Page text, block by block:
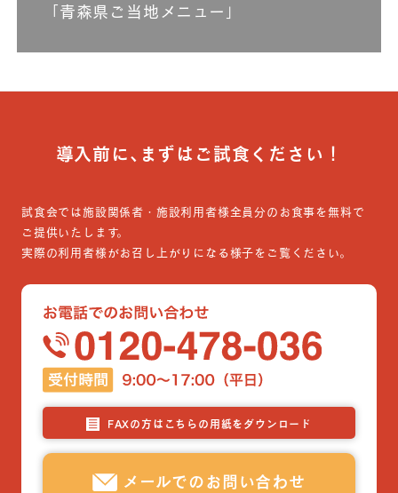
「青森県ご当地メニュー」
導入前に､まずはご試食ください！
試食会では施設関係者・施設利用者様全員分のお食事を無料で
ご提供いたします。
実際の利用者様がお召し上がりになる様子をご覧ください。
FAXの方はこちらの用紙をダウンロード
メールでのお問い合わせ